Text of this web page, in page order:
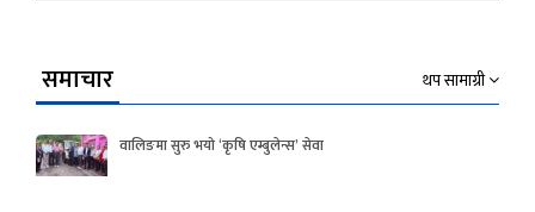
समाचार थप सामाग्री
वालिङमा सुरु भयो ‘कृषि एम्बुलेन्स’ सेवा